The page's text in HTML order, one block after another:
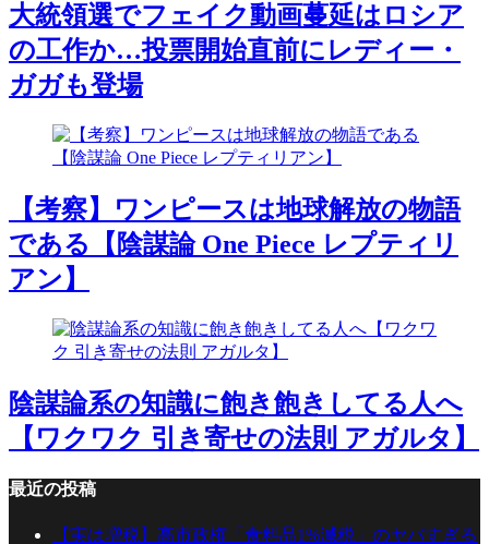
大統領選でフェイク動画蔓延はロシア
の工作か…投票開始直前にレディー・
ガガも登場
【考察】ワンピースは地球解放の物語
である【陰謀論 One Piece レプティリ
アン】
陰謀論系の知識に飽き飽きしてる人へ
【ワクワク 引き寄せの法則 アガルタ】
最近の投稿
【実は増税】高市政権「食料品1%減税」のヤバすぎる